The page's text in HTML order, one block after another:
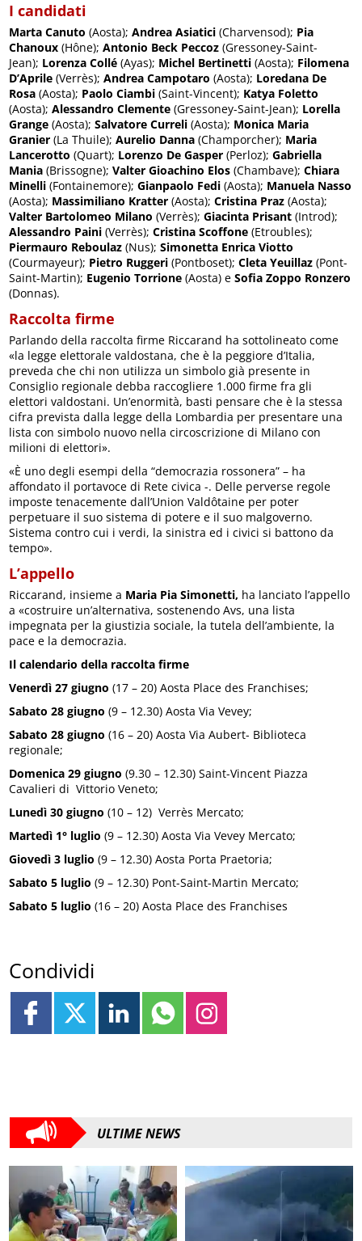
I candidati
Marta Canuto (Aosta);Andrea Asiatici (Charvensod); Pia
Chanoux (Hône);Antonio Beck Peccoz (Gressoney-Saint-
Jean); Lorenza Collé (Ayas); Michel Bertinetti (Aosta); Filomena
D’Aprile (Verrès); Andrea Campotaro (Aosta); Loredana De
Rosa (Aosta); Paolo Ciambi (Saint-Vincent); Katya Foletto
(Aosta);Alessandro Clemente (Gressoney-Saint-Jean); Lorella
Grange (Aosta);Salvatore Curreli (Aosta); Monica Maria
Granier (La Thuile);Aurelio Danna (Champorcher); Maria
Lancerotto (Quart); Lorenzo De Gasper (Perloz);Gabriella
Mania (Brissogne);Valter Gioachino Elos (Chambave);Chiara
Minelli (Fontainemore);Gianpaolo Fedi (Aosta); Manuela Nasso
(Aosta); Massimiliano Kratter (Aosta);Cristina Praz (Aosta);
Valter Bartolomeo Milano (Verrès);Giacinta Prisant (Introd);
Alessandro Paini (Verrès);Cristina Scoffone (Etroubles);
Piermauro Reboulaz (Nus);Simonetta Enrica Viotto
(Courmayeur); Pietro Ruggeri (Pontboset);Cleta Yeuillaz (Pont-
Saint-Martin); Eugenio Torrione (Aosta) eSofia Zoppo Ronzero
(Donnas).
Raccolta firme
Parlando della raccolta firme Riccarand ha sottolineato come
«la legge elettorale valdostana, che è la peggiore d’Italia,
preveda che chi non utilizza un simbolo già presente in
Consiglio regionale debba raccogliere 1.000 firme fra gli
elettori valdostani. Un’enormità, basti pensare che è la stessa
cifra prevista dalla legge della Lombardia per presentare una
lista con simbolo nuovo nella circoscrizione di Milano con
milioni di elettori».
«È uno degli esempi della “democrazia rossonera” – ha
affondato il portavoce di Rete civica -. Delle perverse regole
imposte tenacemente dall’Union Valdôtaine per poter
perpetuare il suo sistema di potere e il suo malgoverno.
Sistema contro cui i verdi, la sinistra ed i civici si battono da
tempo».
L’appello
Riccarand, insieme a Maria Pia Simonetti, ha lanciato l’appello
a «costruire un’alternativa, sostenendo Avs, una lista
impegnata per la giustizia sociale, la tutela dell’ambiente, la
pace e la democrazia.
Il calendario della raccolta firme
Venerdì 27 giugno (17 – 20) Aosta Place des Franchises;
Sabato 28 giugno (9 – 12.30) Aosta Via Vevey;
Sabato 28 giugno (16 – 20) Aosta Via Aubert- Biblioteca
regionale;
Domenica 29 giugno (9.30 – 12.30) Saint-Vincent Piazza
Cavalieri di Vittorio Veneto;
Lunedì 30 giugno (10 – 12) Verrès Mercato;
Martedì 1° luglio (9 – 12.30) Aosta Via Vevey Mercato;
Giovedì 3 luglio (9 – 12.30) Aosta Porta Praetoria;
Sabato 5 luglio (9 – 12.30) Pont-Saint-Martin Mercato;
Sabato 5 luglio (16 – 20) Aosta Place des Franchises
Condividi
ULTIME NEWS